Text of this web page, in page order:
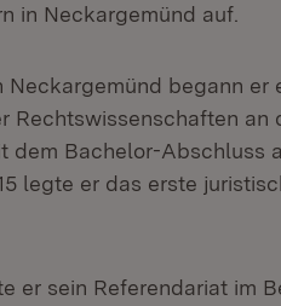
in Neckargemünd auf.
begann er
an
dem Bachelor-Abschluss
legte er das erste
er sein Referendariat im